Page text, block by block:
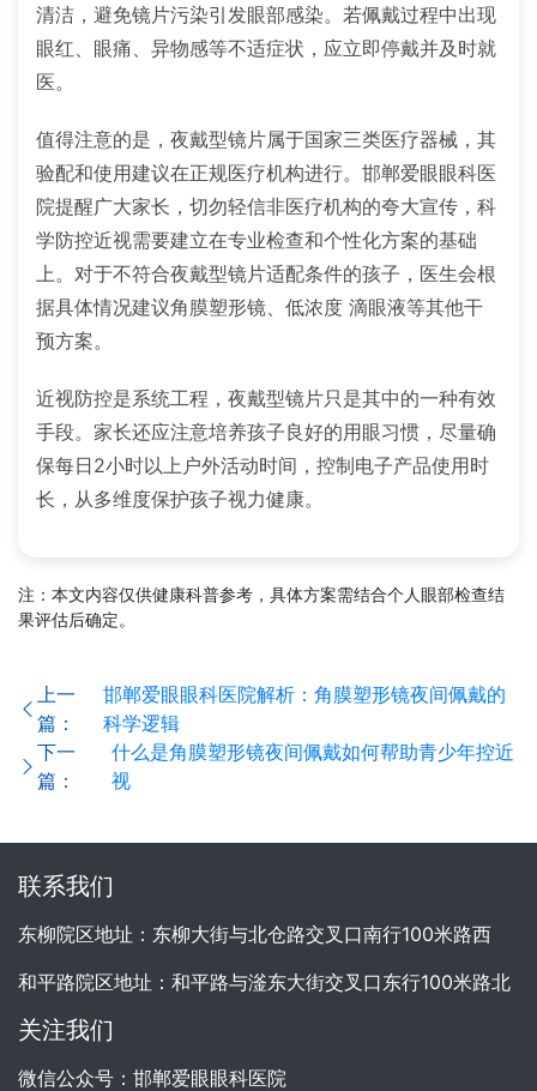
清洁，避免镜片污染引发眼部感染。若佩戴过程中出现
眼红、眼痛、异物感等不适症状，应立即停戴并及时就
医。
值得注意的是，夜戴型镜片属于国家三类医疗器械，其
验配和使用建议在正规医疗机构进行。邯郸爱眼眼科医
院提醒广大家长，切勿轻信非医疗机构的夸大宣传，科
学防控近视需要建立在专业检查和个性化方案的基础
上。对于不符合夜戴型镜片适配条件的孩子，医生会根
据具体情况建议角膜塑形镜、低浓度 滴眼液等其他干
预方案。
近视防控是系统工程，夜戴型镜片只是其中的一种有效
手段。家长还应注意培养孩子良好的用眼习惯，尽量确
保每日2小时以上户外活动时间，控制电子产品使用时
长，从多维度保护孩子视力健康。
注：本文内容仅供健康科普参考，具体方案需结合个人眼部检查结
果评估后确定。
上一
篇：
邯郸爱眼眼科医院解析：角膜塑形镜夜间佩戴的
科学逻辑
下一
篇：
什么是角膜塑形镜夜间佩戴如何帮助青少年控近
视
联系我们
东柳院区地址：东柳大街与北仓路交叉口南行100米路西
和平路院区地址：和平路与滏东大街交叉口东行100米路北
关注我们
微信公众号：邯郸爱眼眼科医院